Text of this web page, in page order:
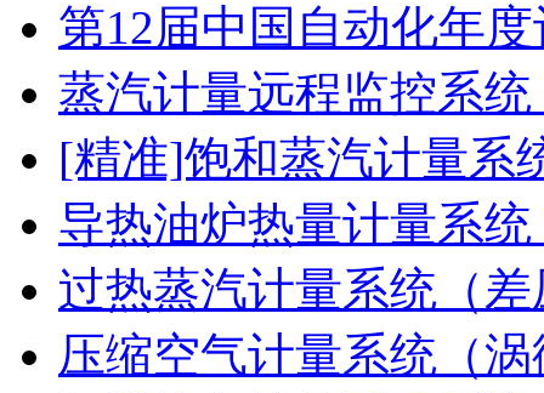
第12届中国自动化年
蒸汽计量远程监控系
[精准]饱和蒸汽计量系
导热油炉热量计量系
过热蒸汽计量系统（
压缩空气计量系统（